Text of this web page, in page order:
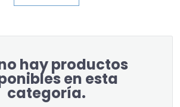
hay productos
en esta
categoría.